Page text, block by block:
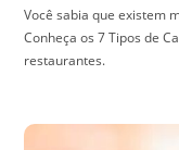
Você sabia que existem
Conheça os 7 Tipos de
restaurantes.